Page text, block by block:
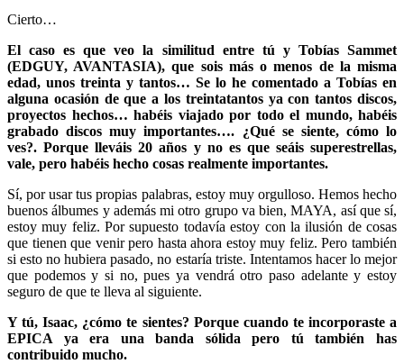
Cierto…
El caso es que veo la similitud entre tú y Tobías Sammet
(EDGUY, AVANTASIA), que sois más o menos de la misma
edad, unos treinta y tantos… Se lo he comentado a Tobías en
alguna ocasión de que a los treintatantos ya con tantos discos,
proyectos hechos… habéis viajado por todo el mundo, habéis
grabado discos muy importantes…. ¿Qué se siente, cómo lo
ves?. Porque lleváis 20 años y no es que seáis superestrellas,
vale, pero habéis hecho cosas realmente importantes.
Sí, por usar tus propias palabras, estoy muy orgulloso. Hemos hecho
buenos álbumes y además mi otro grupo va bien, MAYA, así que sí,
estoy muy feliz. Por supuesto todavía estoy con la ilusión de cosas
que tienen que venir pero hasta ahora estoy muy feliz. Pero también
si esto no hubiera pasado, no estaría triste. Intentamos hacer lo mejor
que podemos y si no, pues ya vendrá otro paso adelante y estoy
seguro de que te lleva al siguiente.
Y tú, Isaac, ¿cómo te sientes? Porque cuando te incorporaste a
EPICA ya era una banda sólida pero tú también has
contribuido mucho.